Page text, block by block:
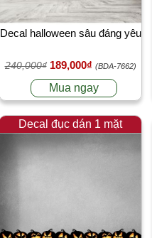
Decal halloween sâu đáng yêu
240,000₫ 189,000₫ (BDA-7662)
Mua ngay
Decal đục dán 1 mặt